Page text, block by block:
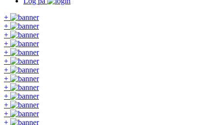
+
+
+
+
+
+
+
+
+
+
+
+
+